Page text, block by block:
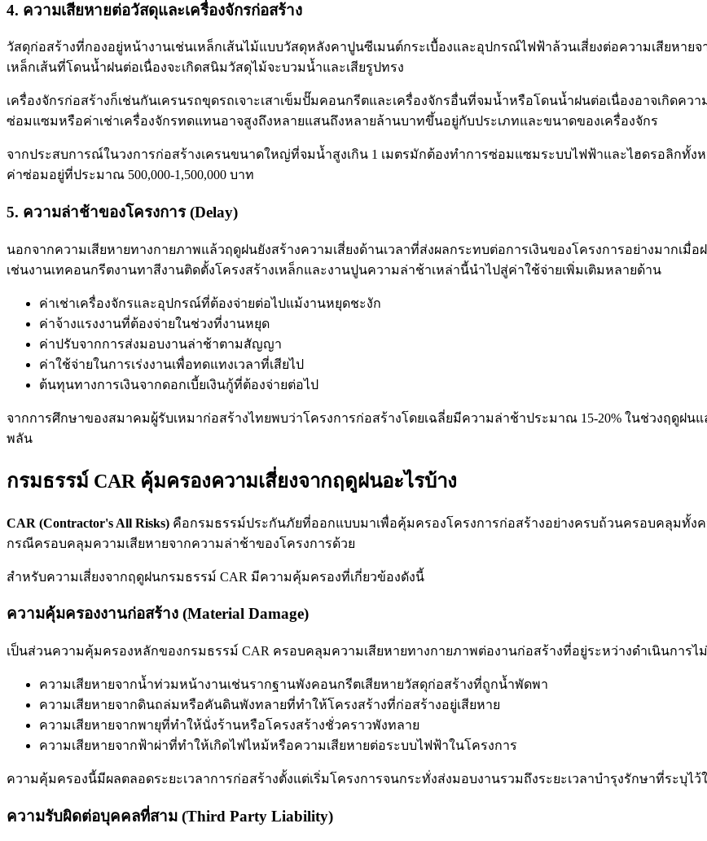
4. ความเสียหายต่อวัสดุและเครื่องจักรก่อสร้าง
วัสดุก่อสร้างที่กองอยู่หน้างานเช่นเหล็กเส้นไม้แบบวัสดุหลังคาปูนซีเมนต์กระเบื้องและอุปกรณ์ไฟฟ้าล้วนเสี่ยงต่อความเสียหา
เหล็กเส้นที่โดนน้ำฝนต่อเนื่องจะเกิดสนิมวัสดุไม้จะบวมน้ำและเสียรูปทรง
เครื่องจักรก่อสร้างก็เช่นกันเครนรถขุดรถเจาะเสาเข็มปั๊มคอนกรีตและเครื่องจักรอื่นที่จมน้ำหรือโดนน้ำฝนต่อเนื่องอาจเกิดค
ซ่อมแซมหรือค่าเช่าเครื่องจักรทดแทนอาจสูงถึงหลายแสนถึงหลายล้านบาทขึ้นอยู่กับประเภทและขนาดของเครื่องจักร
จากประสบการณ์ในวงการก่อสร้างเครนขนาดใหญ่ที่จมน้ำสูงเกิน 1 เมตรมักต้องทำการซ่อมแซมระบบไฟฟ้าและไฮดรอลิกทั้
ค่าซ่อมอยู่ที่ประมาณ 500,000-1,500,000 บาท
5. ความล่าช้าของโครงการ (Delay)
นอกจากความเสียหายทางกายภาพแล้วฤดูฝนยังสร้างความเสี่ยงด้านเวลาที่ส่งผลกระทบต่อการเงินของโครงการอย่างมากเมื่
เช่นงานเทคอนกรีตงานทาสีงานติดตั้งโครงสร้างเหล็กและงานปูนความล่าช้าเหล่านี้นำไปสู่ค่าใช้จ่ายเพิ่มเติมหลายด้าน
ค่าเช่าเครื่องจักรและอุปกรณ์ที่ต้องจ่ายต่อไปแม้งานหยุดชะงัก
ค่าจ้างแรงงานที่ต้องจ่ายในช่วงที่งานหยุด
ค่าปรับจากการส่งมอบงานล่าช้าตามสัญญา
ค่าใช้จ่ายในการเร่งงานเพื่อทดแทงเวลาที่เสียไป
ต้นทุนทางการเงินจากดอกเบี้ยเงินกู้ที่ต้องจ่ายต่อไป
จากการศึกษาของสมาคมผู้รับเหมาก่อสร้างไทยพบว่าโครงการก่อสร้างโดยเฉลี่ยมีความล่าช้าประมาณ 15-20% ในช่วงฤดูฝ
พลัน
กรมธรรม์ CAR คุ้มครองความเสี่ยงจากฤดูฝนอะไรบ้าง
CAR (Contractor's All Risks) คือกรมธรรม์ประกันภัยที่ออกแบบมาเพื่อคุ้มครองโครงการก่อสร้างอย่างครบถ้วนครอบคลุมทั้ง
กรณีครอบคลุมความเสียหายจากความล่าช้าของโครงการด้วย
สำหรับความเสี่ยงจากฤดูฝนกรมธรรม์ CAR มีความคุ้มครองที่เกี่ยวข้องดังนี้
ความคุ้มครองงานก่อสร้าง (Material Damage)
เป็นส่วนความคุ้มครองหลักของกรมธรรม์ CAR ครอบคลุมความเสียหายทางกายภาพต่องานก่อสร้างที่อยู่ระหว่างดำเนินการไ
ความเสียหายจากน้ำท่วมหน้างานเช่นรากฐานพังคอนกรีตเสียหายวัสดุก่อสร้างที่ถูกน้ำพัดพา
ความเสียหายจากดินถล่มหรือคันดินพังทลายที่ทำให้โครงสร้างที่ก่อสร้างอยู่เสียหาย
ความเสียหายจากพายุที่ทำให้นั่งร้านหรือโครงสร้างชั่วคราวพังทลาย
ความเสียหายจากฟ้าผ่าที่ทำให้เกิดไฟไหม้หรือความเสียหายต่อระบบไฟฟ้าในโครงการ
ความคุ้มครองนี้มีผลตลอดระยะเวลาการก่อสร้างตั้งแต่เริ่มโครงการจนกระทั่งส่งมอบงานรวมถึงระยะเวลาบำรุงรักษาที่ระบุไว้
ความรับผิดต่อบุคคลที่สาม (Third Party Liability)